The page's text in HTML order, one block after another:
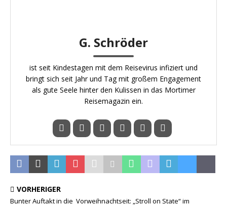
G. Schröder
ist seit Kindestagen mit dem Reisevirus infiziert und
bringt sich seit Jahr und Tag mit großem Engagement
als gute Seele hinter den Kulissen in das Mortimer
Reisemagazin ein.
VORHERIGER
Bunter Auftakt in die Vorweihnachtseit: „Stroll on State“ im